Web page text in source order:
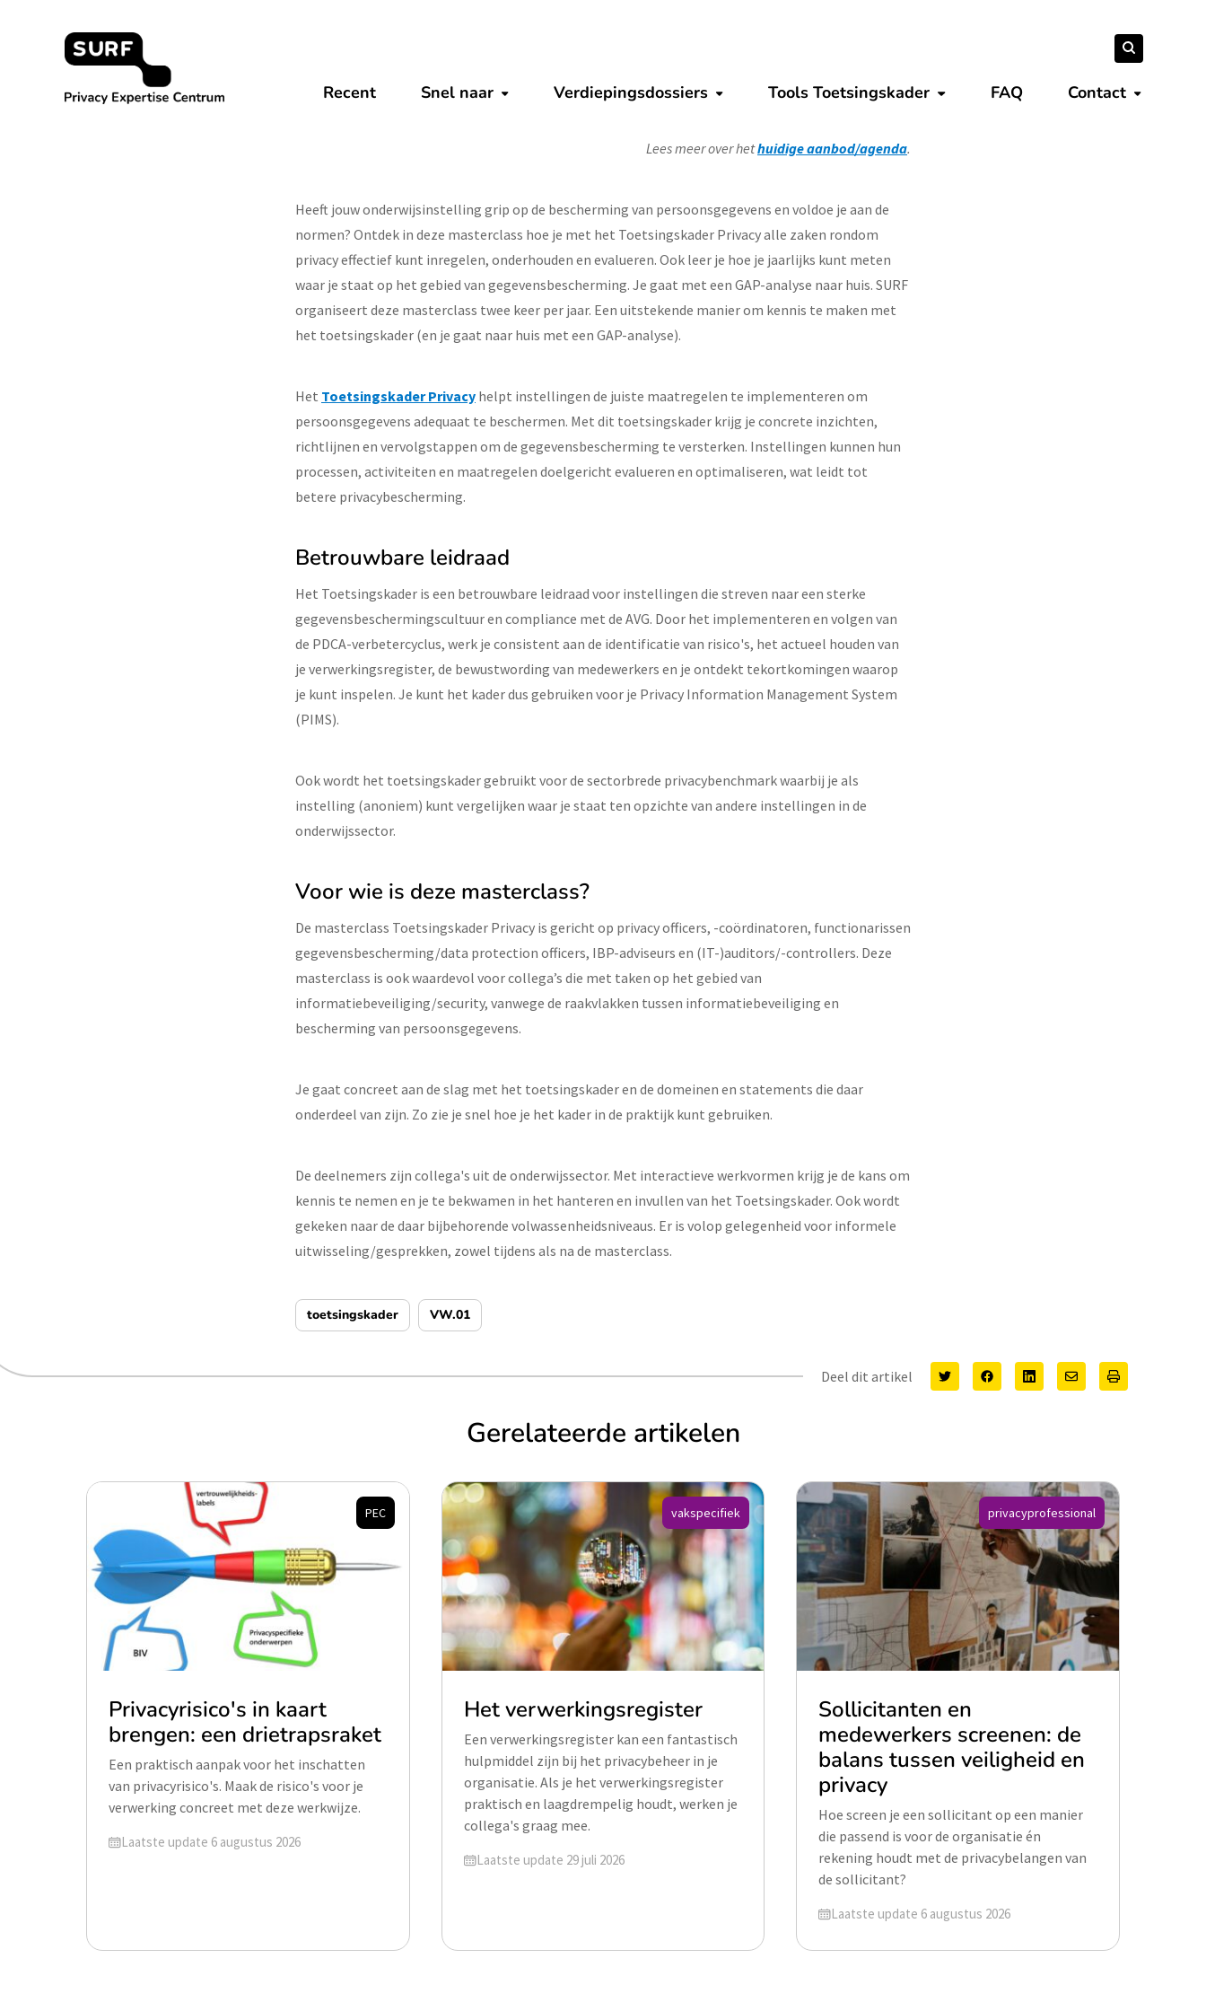
Privacy Expertise Centrum
Zoeken
naar:Zoeken
Recent Snel naar Submenu tonen
Verdiepingsdossiers Submenu tonen
Tools Toetsingskader Submenu tonen
FAQ Contact
Masterclass Toetsingskader Privacy
Lees meer over hethuidige aanbod/agenda.
Heeft jouw onderwijsinstelling grip op de bescherming van persoonsgegevens en voldoe je aan de
normen? Ontdek in deze masterclass hoe je met het Toetsingskader Privacy alle zaken rondom
privacy effectief kunt inregelen, onderhouden en evalueren. Ook leer je hoe je jaarlijks kunt meten
waar je staat op het gebied van gegevensbescherming. Je gaat met een GAP-analyse naar huis. SURF
organiseert deze masterclass twee keer per jaar. Een uitstekende manier om kennis te maken met
het toetsingskader (en je gaat naar huis met een GAP-analyse).
Het Toetsingskader Privacy helpt instellingen de juiste maatregelen te implementeren om
persoonsgegevens adequaat te beschermen. Met dit toetsingskader krijg je concrete inzichten,
richtlijnen en vervolgstappen om de gegevensbescherming te versterken. Instellingen kunnen hun
processen, activiteiten en maatregelen doelgericht evalueren en optimaliseren, wat leidt tot
betere privacybescherming.
Betrouwbare leidraad
Het Toetsingskader is een betrouwbare leidraad voor instellingen die streven naar een sterke
gegevensbeschermingscultuur en compliance met de AVG. Door het implementeren en volgen van
de PDCA-verbetercyclus, werk je consistent aan de identificatie van risico's, het actueel houden van
je verwerkingsregister, de bewustwording van medewerkers en je ontdekt tekortkomingen waarop
je kunt inspelen. Je kunt het kader dus gebruiken voor je Privacy Information Management System
(PIMS).
Ook wordt het toetsingskader gebruikt voor de sectorbrede privacybenchmark waarbij je als
instelling (anoniem) kunt vergelijken waar je staat ten opzichte van andere instellingen in de
onderwijssector.
Voor wie is deze masterclass?
De masterclass Toetsingskader Privacy is gericht op privacy officers, -coördinatoren, functionarissen
gegevensbescherming/data protection officers, IBP-adviseurs en (IT-)auditors/-controllers. Deze
masterclass is ook waardevol voor collega’s die met taken op het gebied van
informatiebeveiliging/security, vanwege de raakvlakken tussen informatiebeveiliging en
bescherming van persoonsgegevens.
Je gaat concreet aan de slag met het toetsingskader en de domeinen en statements die daar
onderdeel van zijn. Zo zie je snel hoe je het kader in de praktijk kunt gebruiken.
De deelnemers zijn collega's uit de onderwijssector. Met interactieve werkvormen krijg je de kans om
kennis te nemen en je te bekwamen in het hanteren en invullen van het Toetsingskader. Ook wordt
gekeken naar de daar bijbehorende volwassenheidsniveaus. Er is volop gelegenheid voor informele
uitwisseling/gesprekken, zowel tijdens als na de masterclass.
toetsingskader VW.01
Deel dit artikel
Gerelateerde artikelen
Privacyrisico's in kaart
brengen: een drietrapsraket
Een praktisch aanpak voor het inschatten
van privacyrisico's. Maak de risico's voor je
verwerking concreet met deze werkwijze.
Geüpdatet op
Laatste update 6 augustus 2026
PEC
Het verwerkingsregister
Een verwerkingsregister kan een fantastisch
hulpmiddel zijn bij het privacybeheer in je
organisatie. Als je het verwerkingsregister
praktisch en laagdrempelig houdt, werken je
collega's graag mee.
Geüpdatet op
Laatste update 29 juli 2026
vakspecifiek
Sollicitanten en
medewerkers screenen: de
balans tussen veiligheid en
privacy
Hoe screen je een sollicitant op een manier
die passend is voor de organisatie én
rekening houdt met de privacybelangen van
de sollicitant?
Geüpdatet op
Laatste update 6 augustus 2026
privacyprofessional